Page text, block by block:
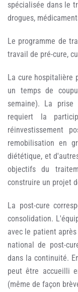
spécialisée dans le
drogues,
Le programme de
travail de pré-cure,
La cure hospitalière
un temps de
semaine). La
requiert la
réinvestissement
remobilisation en
diététique, et
objectifs du
construire un projet
La post-cure
consolidation.
avec le patient
national de post-
dans la continuité.
peut être accueilli
(même de façon